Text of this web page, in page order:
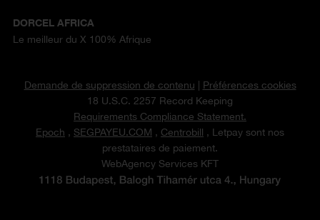
DORCEL AFRICA
Le meilleur du X 100% Afrique
Demande de suppression de contenu
Préférences cookies
18 U.S.C. 2257 Record Keeping
Requirements Compliance Statement.
Epoch , SEGPAYEU.COM , Centrobill , Letpay sont nos
prestataires de paiement.
WebAgency Services KFT